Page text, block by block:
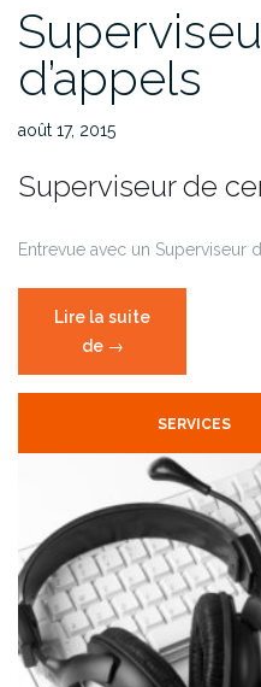
d’appels
août 17, 2015
Superviseur de
Entrevue avec un Superviseur
Lire la suite
de « Superviseur
de
d’appels »
→
SERVICES